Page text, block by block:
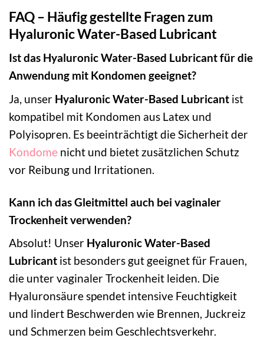
FAQ – Häufig gestellte Fragen zum
Hyaluronic Water-Based Lubricant
Ist das Hyaluronic Water-Based Lubricant für die
Anwendung mit Kondomen geeignet?
Ja, unser Hyaluronic Water-Based Lubricant ist
kompatibel mit Kondomen aus Latex und
Polyisopren. Es beeinträchtigt die Sicherheit der
Kondome nicht und bietet zusätzlichen Schutz
vor Reibung und Irritationen.
Kann ich das Gleitmittel auch bei vaginaler
Trockenheit verwenden?
Absolut! Unser Hyaluronic Water-Based
Lubricant ist besonders gut geeignet für Frauen,
die unter vaginaler Trockenheit leiden. Die
Hyaluronsäure spendet intensive Feuchtigkeit
und lindert Beschwerden wie Brennen, Juckreiz
und Schmerzen beim Geschlechtsverkehr.